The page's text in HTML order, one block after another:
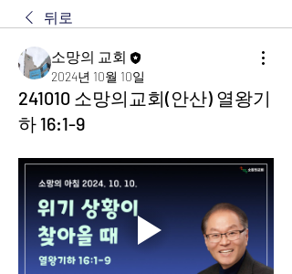
뒤로
소망의 교회
2024년 10월 10일
241010 소망의교회(안산) 열왕기
하 16:1-9